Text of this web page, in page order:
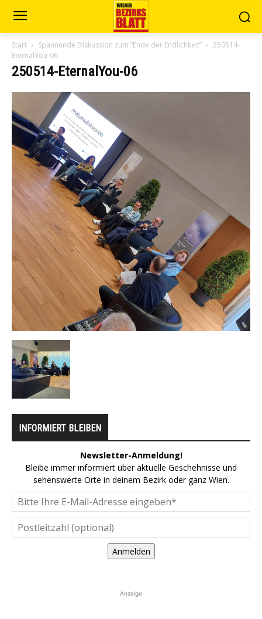
Start Spannende Diskussion zum “Ende der Endlichkeit”
250514-
EternalYou-06
250514-EternalYou-06
INFORMIERT BLEIBEN
Newsletter-Anmeldung!
Bleibe immer informiert über aktuelle Geschehnisse und
sehenswerte Orte in deinem Bezirk oder ganz Wien.
Anmelden
Anzeige